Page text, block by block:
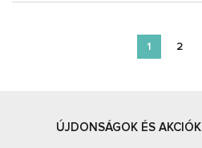
1 2
ÚJDONSÁGOK ÉS AKCIÓK